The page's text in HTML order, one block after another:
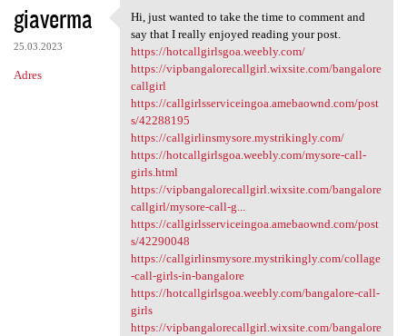
giaverma
25.03.2023
Adres
Hi, just wanted to take the
Hi, just wanted to take the time to comment and
say that I really enjoyed reading your post.
https://hotcallgirlsgoa.weebly.com/
https://vipbangalorecallgirl.wixsite.com/bangalore
callgirl
https://callgirlsserviceingoa.amebaownd.com/post
s/42288195
https://callgirlinsmysore.mystrikingly.com/
https://hotcallgirlsgoa.weebly.com/mysore-call-
girls.html
https://vipbangalorecallgirl.wixsite.com/bangalore
callgirl/mysore-call-g...
https://callgirlsserviceingoa.amebaownd.com/post
s/42290048
https://callgirlinsmysore.mystrikingly.com/collage
-call-girls-in-bangalore
https://hotcallgirlsgoa.weebly.com/bangalore-call-
girls
https://vipbangalorecallgirl.wixsite.com/bangalore